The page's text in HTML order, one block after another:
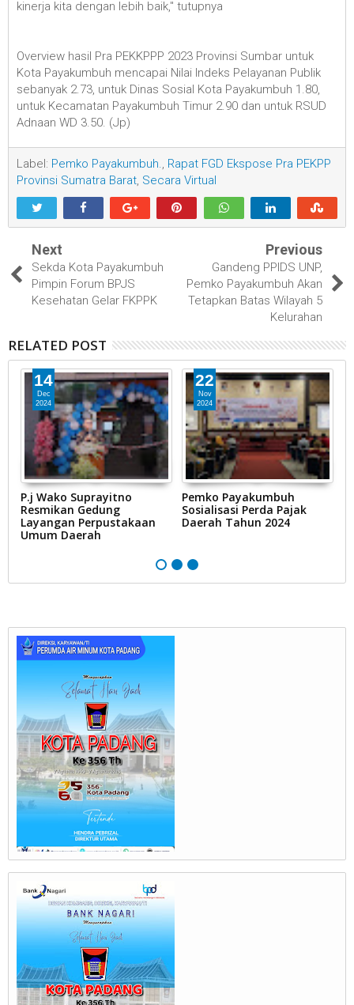
kinerja kita dengan lebih baik," tutupnya
Overview hasil Pra PEKKPPP 2023 Provinsi Sumbar untuk
Kota Payakumbuh mencapai Nilai Indeks Pelayanan Publik
sebanyak 2.73, untuk Dinas Sosial Kota Payakumbuh 1.80,
untuk Kecamatan Payakumbuh Timur 2.90 dan untuk RSUD
Adnaan WD 3.50. (Jp)
Label: Pemko Payakumbuh., Rapat FGD Ekspose Pra PEKPP
Provinsi Sumatra Barat, Secara Virtual
Next
Sekda Kota Payakumbuh
Pimpin Forum BPJS
Kesehatan Gelar FKPPK
Previous
Gandeng PPIDS UNP,
Pemko Payakumbuh Akan
Tetapkan Batas Wilayah 5
Kelurahan
RELATED POST
14
Dec
2024
P.j Wako Suprayitno
Resmikan Gedung
Layangan Perpustakaan
Umum Daerah
22
Nov
2024
Pemko Payakumbuh
Sosialisasi Perda Pajak
Daerah Tahun 2024